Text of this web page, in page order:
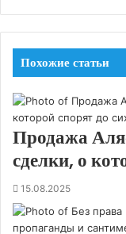
Похожие статьи
Продажа
сделки, о
15.08.2025